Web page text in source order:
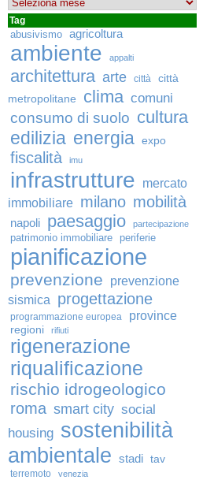
Tag
abusivismo agricoltura
ambiente appalti
architettura arte città
città
metropolitane
clima comuni
consumo di suolo cultura
edilizia energia expo
fiscalità imu
infrastrutture
mercato
immobiliare milano mobilità
napoli paesaggio partecipazione
patrimonio immobiliare periferie
pianificazione
prevenzione
prevenzione
sismica
progettazione
programmazione europea province
regioni rifiuti
rigenerazione
riqualificazione
rischio idrogeologico
roma smart city social
housing sostenibilità
ambientale stadi tav
terremoto venezia